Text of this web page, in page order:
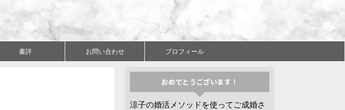
書評 お問い合わせ プロフィール
おめでとうございます！
涼子の婚活メソッドを使ってご成婚さ